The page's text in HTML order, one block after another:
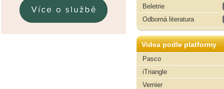
Beletrie
Odborná literatura
Videa podle platformy
Pasco
iTriangle
Vernier